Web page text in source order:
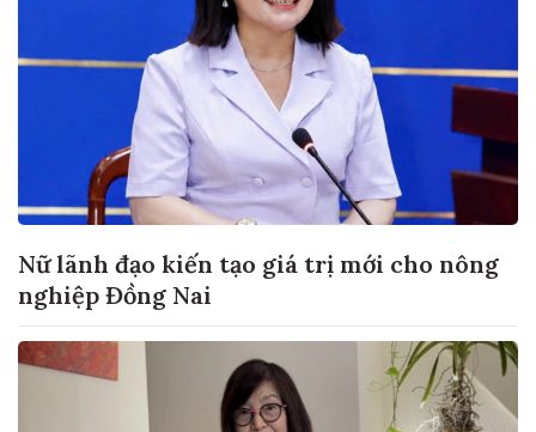
Nữ lãnh đạo kiến tạo giá trị mới cho nông
nghiệp Đồng Nai